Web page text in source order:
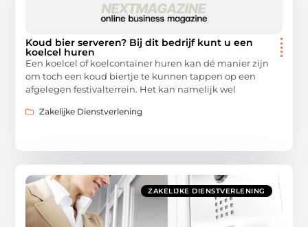
Koud bier serveren? Bij dit bedrijf kunt u een
koelcel huren
Een koelcel of koelcontainer huren kan dé manier zijn
om toch een koud biertje te kunnen tappen op een
afgelegen festivalterrein. Het kan namelijk wel
Zakelijke Dienstverlening
ZAKELIJKE DIENSTVERLENING